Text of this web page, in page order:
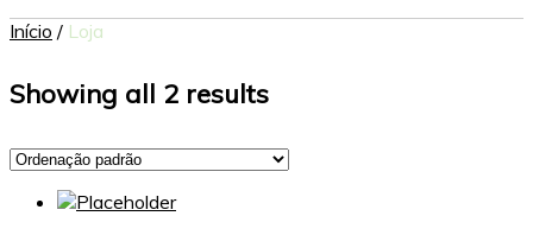
Início / Loja
Showing all 2 results